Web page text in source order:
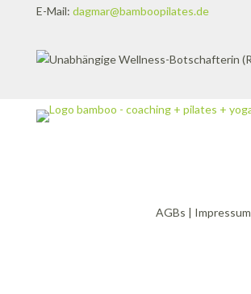
E-Mail: dagmar@bamboopilates.de
AGBs | Impressum